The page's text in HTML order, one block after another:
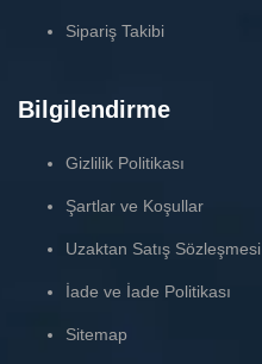
Sipariş Takibi
Bilgilendirme
Gizlilik Politikası
Şartlar ve Koşullar
Uzaktan Satış Sözleşmesi
İade ve İade Politikası
Sitemap